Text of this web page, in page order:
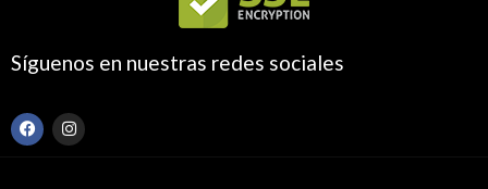
Síguenos en nuestras redes sociales
F
a
c
I
n
s